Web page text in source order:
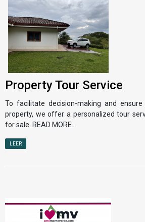
Property Tour Service
To facilitate decision-making and
property, we offer a personalized tour
for sale. READ MORE...
LEER